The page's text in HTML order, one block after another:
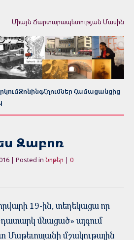
Միայն Ճարտարապետության Մասին
ԶոնինգՀղումներ Համացանցից
Զաբոռ
| Posted in Նոթեր | 0
19-ին, տեղեկացա որ
մնացած» այգում
Մաթեւոսյանի մշակութային